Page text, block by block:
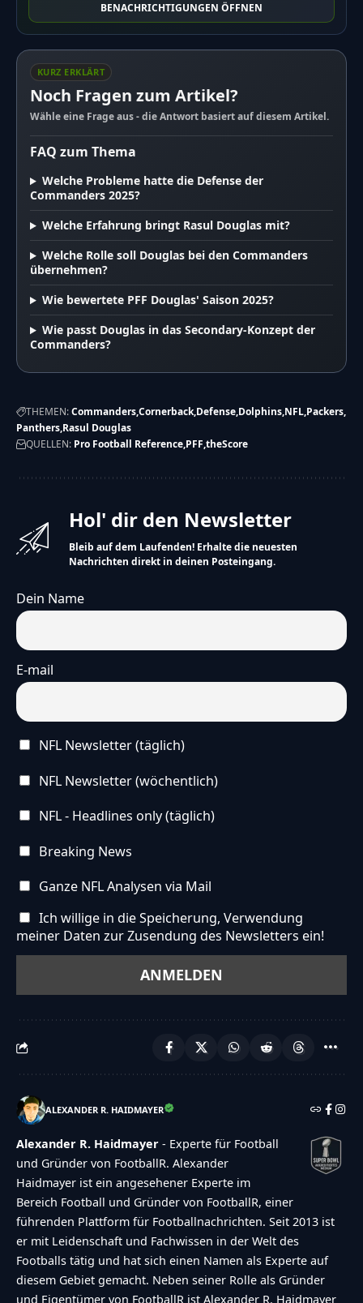
BENACHRICHTIGUNGEN ÖFFNEN
KURZ ERKLÄRT
Noch Fragen zum Artikel?
Wähle eine Frage aus - die Antwort basiert auf diesem Artikel.
FAQ zum Thema
Welche Probleme hatte die Defense der
Commanders 2025?
Welche Erfahrung bringt Rasul Douglas mit?
Welche Rolle soll Douglas bei den Commanders
übernehmen?
Wie bewertete PFF Douglas' Saison 2025?
Wie passt Douglas in das Secondary-Konzept der
Commanders?
THEMEN:CommandersCornerback Defense Dolphins NFL Packers
Panthers Rasul Douglas
QUELLEN: Pro Football Reference PFF theScore
Hol' dir den Newsletter
Bleib auf dem Laufenden! Erhalte die neuesten
Nachrichten direkt in deinen Posteingang.
Dein Name
E-mail
NFL Newsletter (täglich)
NFL Newsletter (wöchentlich)
NFL - Headlines only (täglich)
Breaking News
Ganze NFL Analysen via Mail
Ich willige in die Speicherung, Verwendung
meiner Daten zur Zusendung des Newsletters ein!
ALEXANDER R. HAIDMAYER
Alexander R. Haidmayer - Experte für Football
und Gründer von FootballR. Alexander
Haidmayer ist ein angesehener Experte im
Bereich Football und Gründer von FootballR, einer
führenden Plattform für Footballnachrichten. Seit 2013 ist
er mit Leidenschaft und Fachwissen in der Welt des
Footballs tätig und hat sich einen Namen als Experte auf
diesem Gebiet gemacht. Neben seiner Rolle als Gründer
und Eigentümer von FootballR ist Alexander R. Haidmayer